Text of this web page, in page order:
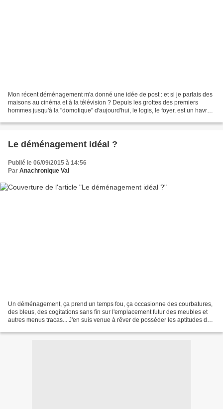
Mon récent déménagement m'a donné une idée de post : et si je parlais des
maisons au cinéma et à la télévision ? Depuis les grottes des premiers
hommes jusqu'à la "domotique" d'aujourd'hui, le logis, le foyer, est un havre
Le déménagement idéal ?
Publié le 06/09/2015 à 14:56
Par Anachronique Val
Un déménagement, ça prend un temps fou, ça occasionne des courbatures,
des bleus, des cogitations sans fin sur l'emplacement futur des meubles et
autres menus tracas... J'en suis venue à rêver de posséder les aptitudes de